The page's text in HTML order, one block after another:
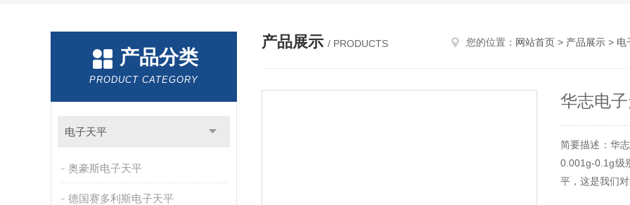
产品分类
PRODUCT CATEGORY
电子天平
奥豪斯电子天平
德国赛多利斯电子天平
产品展示 / PRODUCTS 您的位置： 网站首页 > 产品展示 > 电
华志电
简要描述：华
0.001g-0.1g级
平，这是我们